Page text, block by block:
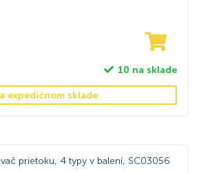
10 na sklade
expedičnom sklade
prietoku, 4 typy v balení, SC03056